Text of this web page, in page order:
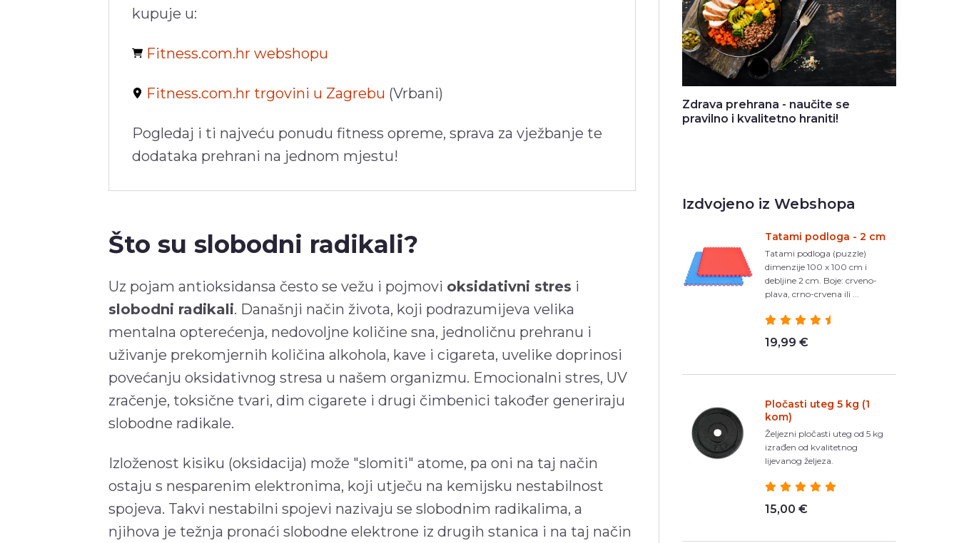
kupuje u:
Fitness.com.hr webshopu
Fitness.com.hr trgovini u Zagrebu (Vrbani)
Pogledaj i ti najveću ponudu fitness opreme, sprava za vježbanje te
dodataka prehrani na jednom mjestu!
Što su slobodni radikali?
Uz pojam antioksidansa često se vežu i pojmovi oksidativni stres i
slobodni radikali. Današnji način života, koji podrazumijeva velika
mentalna opterećenja, nedovoljne količine sna, jednoličnu prehranu i
uživanje prekomjernih količina alkohola, kave i cigareta, uvelike doprinosi
povećanju oksidativnog stresa u našem organizmu. Emocionalni stres, UV
zračenje, toksične tvari, dim cigarete i drugi čimbenici također generiraju
slobodne radikale.
Izloženost kisiku (oksidacija) može "slomiti" atome, pa oni na taj način
ostaju s nesparenim elektronima, koji utječu na kemijsku nestabilnost
spojeva. Takvi nestabilni spojevi nazivaju se slobodnim radikalima, a
njihova je težnja pronaći slobodne elektrone iz drugih stanica i na taj način
Zdrava prehrana - naučite se
pravilno i kvalitetno hraniti!
Izdvojeno iz Webshopa
Tatami podloga - 2 cm
Tatami podloga (puzzle)
dimenzije 100 x 100 cm i
debljine 2 cm. Boje: crveno-
plava, crno-crvena ili ...
19,99 €
Pločasti uteg 5 kg (1
kom)
Željezni pločasti uteg od 5 kg
izrađen od kvalitetnog
lijevanog željeza.
15,00 €